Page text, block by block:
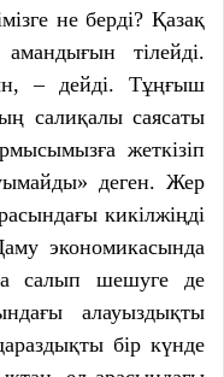
не берді? Қазақ
тілейді.
– дейді. Тұңғыш
салиқалы саясаты
жеткізіп
деген. Жер
кикілжіңді
экономикасында
салып шешуге де
алауыздықты
бір күнде